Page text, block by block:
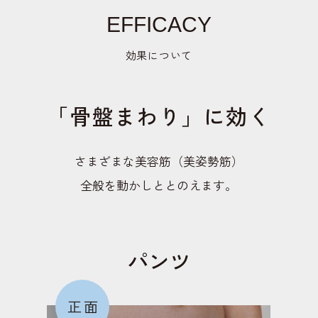
EFFICACY
効果について
「骨盤まわり」に効く
さまざまな美容筋（美姿勢筋）
全般を動かしととのえます。
パンツ
正面